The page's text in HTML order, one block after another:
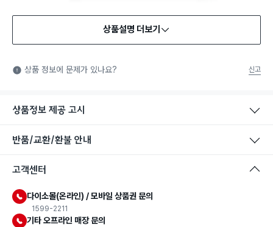
상품설명 더보기
상품 정보에 문제가 있나요? 신고
상품정보 제공 고시
반품/교환/환불 안내
고객센터
다이소몰(온라인) / 모바일 상품권 문의
1599-2211
기타 오프라인 매장 문의